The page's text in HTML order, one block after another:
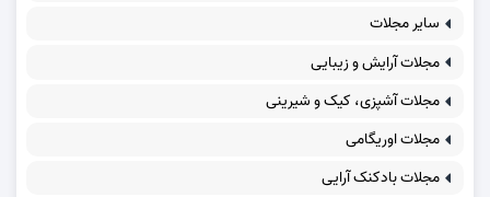
سایر مجلات
مجلات آرایش و زیبایی
مجلات آشپزی، کیک و شیرینی
مجلات اوریگامی
مجلات بادکنک آرایی